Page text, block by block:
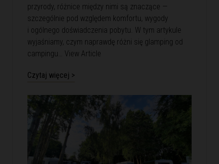
przyrody, różnice między nimi są znaczące —
szczególnie pod względem komfortu, wygody
i ogólnego doświadczenia pobytu. W tym artykule
wyjaśniamy, czym naprawdę różni się glamping od
campingu… View Article
Czytaj więcej >